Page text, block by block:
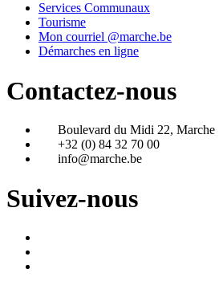
Services Communaux
Tourisme
Mon courriel @marche.be
Démarches en ligne
Contactez-nous
Boulevard du Midi 22, Marche
+32 (0) 84 32 70 00
info@marche.be
Suivez-nous